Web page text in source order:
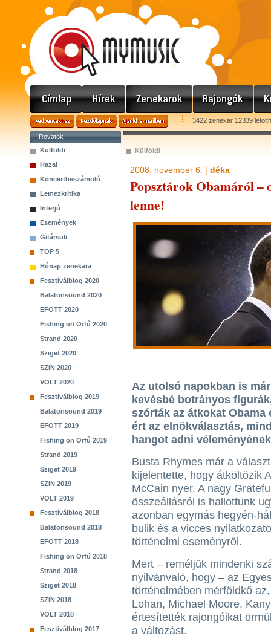
3422 zenekar 12339
Rovatok
Külföldi
Hazai
Koncertbeszámoló
Lemezkritika
Interjú
Események
Gitársuli
TOP 5
Hónap zenekara
Fesztiválblog 2020
Balatonsound 2020
EFOTT 2020
Fishing on Orfű 2020
Strand 2020
Sziget 2020
SZIN 2020
VOLT 2020
Fesztiválblog 2019
Balatonsound 2019
EFOTT 2019
Fishing on Orfű 2019
Strand 2019
Sziget 2019
SZIN 2019
VOLT 2019
Fesztiválblog 2018
Balatonsound 2018
EFOTT 2018
Fishing on Orfű 2018
Strand 2018
Sziget 2018
SZIN 2018
VOLT 2018
Fesztiválblog 2017
Külföldi
2008. november 6. | déka
Popsztárok Obamáról –
lenne!
Az utolsó napokban is
kevésbé botrányos
szórták az átkokat
ért az elnökválasztás,
hangot adni
Busta Rhymes már a
kijelentette, hogy átköltözik
McCain nyer. A nagy
összeállásról is hallottunk
azonban egymás hegyén-
bulik és a vicces
történelmi eseményről.
Mert – reméljük mindenki
nyilvánvaló, hogy – az
történelmében mérföldkő
Lohan, Michael Moore,
értesítették rajongóikat
a változást.